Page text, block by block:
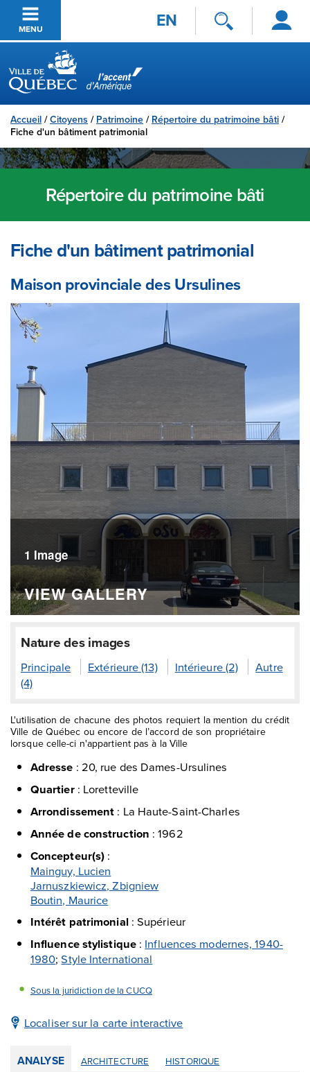
Passer au contenu principal
MENU EN
Se
connecter
Ville de Québec
Accueil /Citoyens / Patrimoine / Répertoire du patrimoine bâti /
Fiche d'un bâtiment patrimonial
Répertoire du patrimoine bâti
Fiche d'un bâtiment patrimonial
Maison provinciale des Ursulines
1 Image
VIEW GALLERY
Nature des images
Principale Extérieure (13) Intérieure (2)
Autre
(4)
L'utilisation de chacune des photos requiert la mention du crédit
Ville de Québec ou encore de l’accord de son propriétaire
lorsque celle-ci n'appartient pas à la Ville
Adresse : 20, rue des Dames-Ursulines
Quartier: Loretteville
Arrondissement : La Haute-Saint-Charles
Année de construction :1962
Concepteur(s) :
Mainguy, Lucien
Jarnuszkiewicz, Zbigniew
Boutin, Maurice
Intérêt patrimonial:Supérieur
Influence stylistique: Influences modernes, 1940-
1980;Style International
Sous la juridiction de la CUCQ
Localiser sur la carte interactive
ANALYSE ARCHITECTURE HISTORIQUE